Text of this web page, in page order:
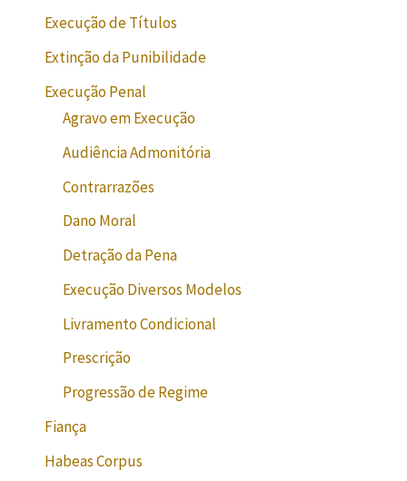
Execução de Títulos
Extinção da Punibilidade
Execução Penal
Agravo em Execução
Audiência Admonitória
Contrarrazões
Dano Moral
Detração da Pena
Execução Diversos Modelos
Livramento Condicional
Prescrição
Progressão de Regime
Fiança
Habeas Corpus